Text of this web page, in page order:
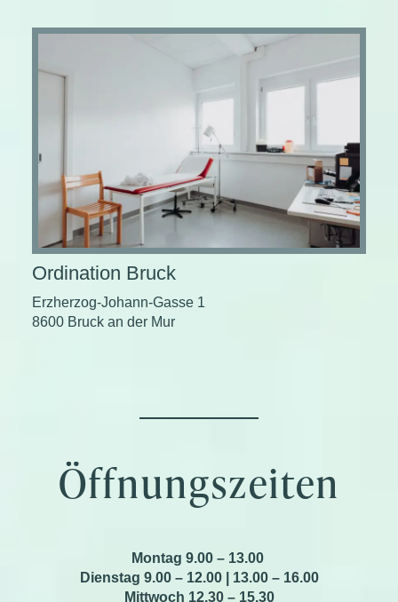
Ordination Bruck
Erzherzog-Johann-Gasse 1
8600 Bruck an der Mur
Öffnungszeiten
Montag 9.00 – 13.00
Dienstag 9.00 – 12.00 | 13.00 – 16.00
Mittwoch 12.30 – 15.30